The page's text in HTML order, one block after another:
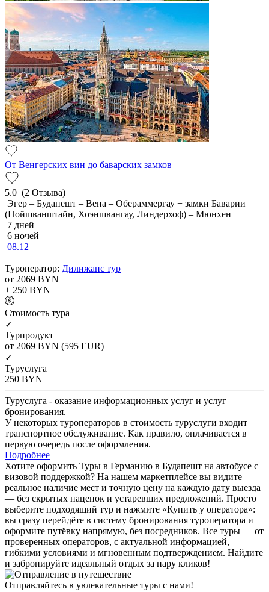
От Венгерских вин до баварских замков
5.0 (2 Отзыва)
Эгер – Будапешт – Вена – Обераммергау + замки Баварии
(Нойшванштайн, Хоэншвангау, Линдерхоф) – Мюнхен
7 дней
6 ночей
08.12
Туроператор: Дилижанс тур
от 2069 BYN
+ 250 BYN
Cтоимость тура
✓
Турпродукт
от 2069 BYN (595 EUR)
✓
Туруслуга
250 BYN
Туруслуга - оказание информационных услуг и услуг
бронирования.
У некоторых туроператоров в стоимость туруслуги входит
транспортное обслуживание. Как правило, оплачивается в
первую очередь после оформления.
Подробнее
Хотите оформить Туры в Германию в Будапешт на автобусе с
визовой поддержкой? На нашем маркетплейсе вы видите
реальное наличие мест и точную цену на каждую дату выезда
— без скрытых наценок и устаревших предложений. Просто
выберите подходящий тур и нажмите «Купить у оператора»:
вы сразу перейдёте в систему бронирования туроператора и
оформите путёвку напрямую, без посредников. Все туры — от
проверенных операторов, с актуальной информацией,
гибкими условиями и мгновенным подтверждением. Найдите
и забронируйте идеальный отдых за пару кликов!
Отправляйтесь в увлекательные туры с нами!